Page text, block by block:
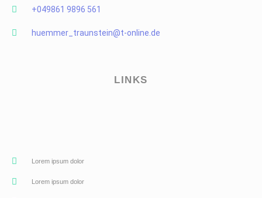
+049861 9896 561
huemmer_traunstein@t-online.de
LINKS
Lorem ipsum dolor
Lorem ipsum dolor